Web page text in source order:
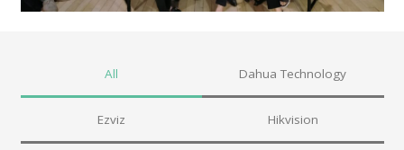
All Dahua Technology
Ezviz Hikvision